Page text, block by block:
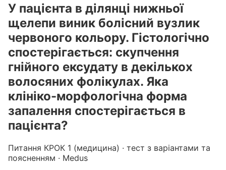
У пацієнта в ділянці нижньої
щелепи виник болісний вузлик
червоного кольору. Гістологічно
спостерігається: скупчення
гнійного ексудату в декількох
волосяних фолікулах. Яка
клініко-морфологічна форма
запалення спостерігається в
пацієнта?
Питання КРОК 1 (медицина) · тест з варіантами та
поясненням · Medus